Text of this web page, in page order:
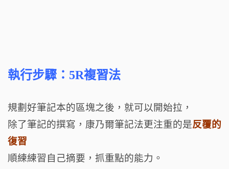
執行步驟：5R複習法
規劃好筆記本的區塊之後，就可以開始拉，
除了筆記的撰寫，康乃爾筆記法更注重的是反覆的
復習
順練練習自己摘要，抓重點的能力。